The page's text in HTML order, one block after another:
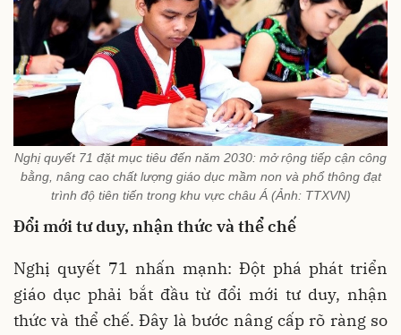
Nghị quyết 71 đặt mục tiêu đến năm 2030: mở rộng tiếp cận công
bằng, nâng cao chất lượng giáo dục mầm non và phổ thông đạt
trình độ tiên tiến trong khu vực châu Á (Ảnh: TTXVN)
Đổi mới tư duy, nhận thức và thể chế
Nghị quyết 71 nhấn mạnh: Đột phá phát triển
giáo dục phải bắt đầu từ đổi mới tư duy, nhận
thức và thể chế. Đây là bước nâng cấp rõ ràng so